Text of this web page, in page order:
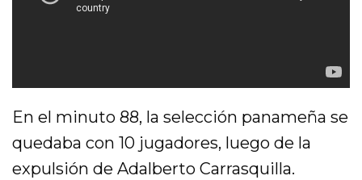
En el minuto 88, la selección panameña se
quedaba con 10 jugadores, luego de la
expulsión de Adalberto Carrasquilla.